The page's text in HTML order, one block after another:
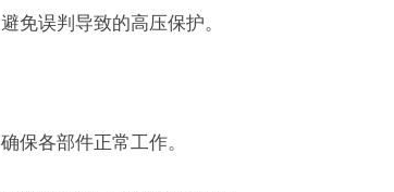
免误判导致的高压保护。
保各部件正常工作。